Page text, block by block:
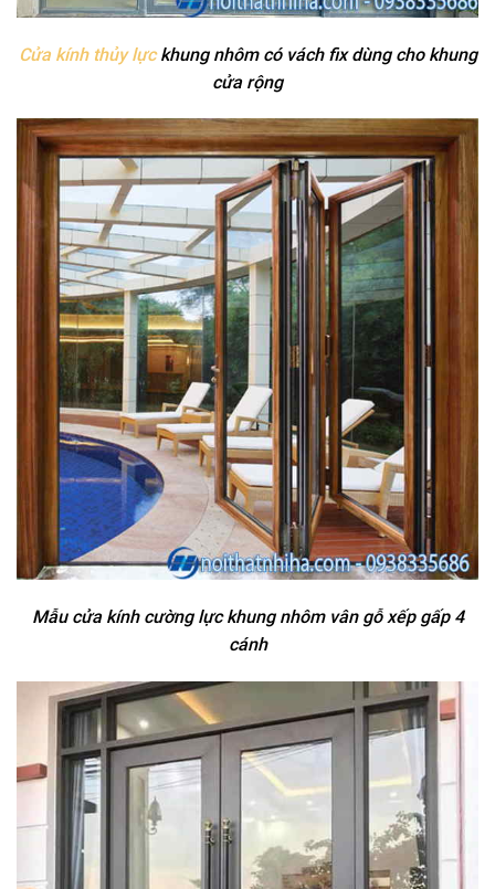
Cửa kính thủy lựckhung nhôm có vách fix dùng cho khung
cửa rộng
Mẫu cửa kính cường lực khung nhôm vân gỗ xếp gấp 4
cánh